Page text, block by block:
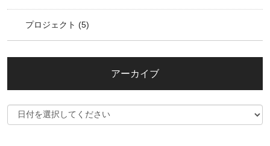
プロジェクト (5)
アーカイブ